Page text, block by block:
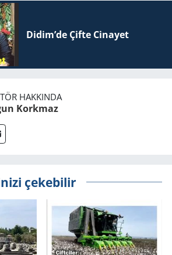
Didim’de Çifte Ci­na­yet
HAKKINDA
Korkmaz
çekebilir